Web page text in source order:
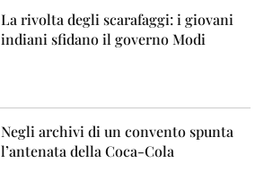
La rivolta degli scarafaggi: i giovani
indiani sfidano il governo Modi
Negli archivi di un convento spunta
l’antenata della Coca-Cola